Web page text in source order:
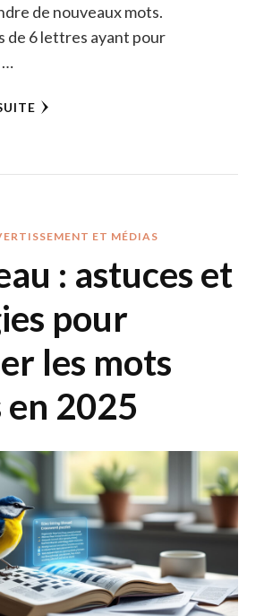
de nouveaux mots.
de 6 lettres ayant pour
…
ET MÉDIAS
: astuces et
pour
les mots
2025